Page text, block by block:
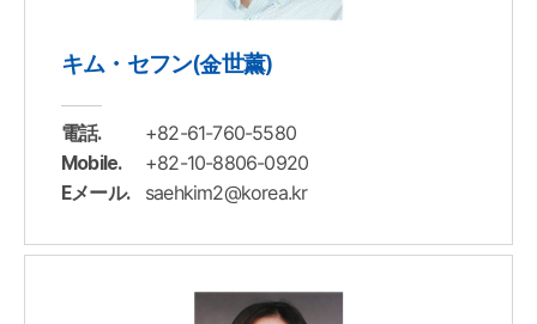
キム・セフン(金世薰)
電話. +82-61-760-5580
Mobile. +82-10-8806-0920
Eメール. saehkim2@korea.kr